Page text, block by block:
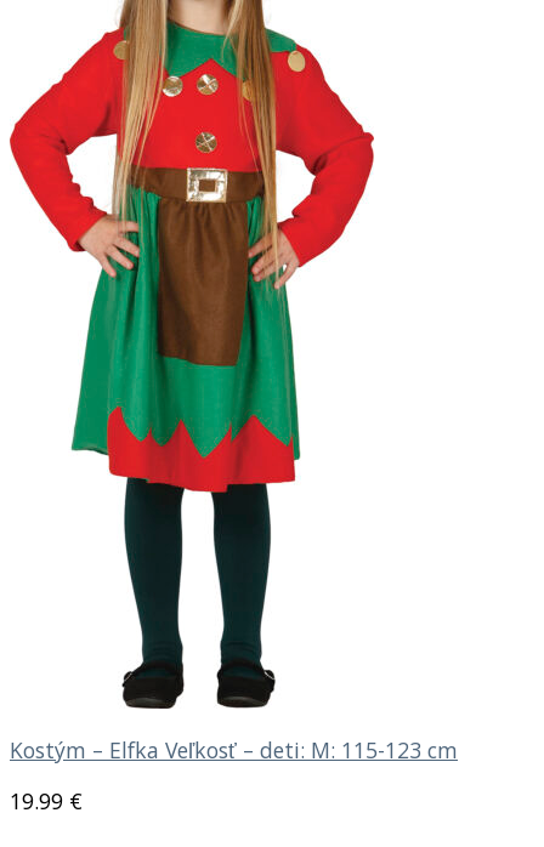
Kostým – Elfka Veľkosť – deti: M: 115-123 cm
19.99 €